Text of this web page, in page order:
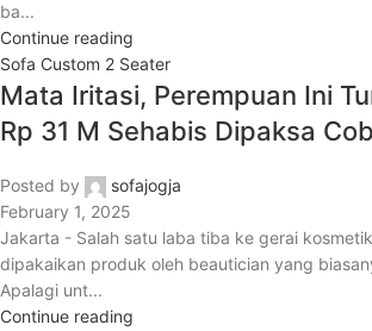
ba...
Continue reading
Sofa Custom 2 Seater
Mata Iritasi, Perempuan Ini
Rp 31 M Sehabis Dipaksa
Posted by
sofajogja
February 1, 2025
Jakarta - Salah satu laba tiba ke gerai
dipakaikan produk oleh beautician yang
Apalagi unt...
Continue reading